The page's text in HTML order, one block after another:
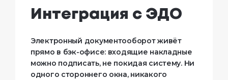
Интеграция с ЭДО
Электронный документооборот живёт
прямо в бэк-офисе: входящие накладные
можно подписать, не покидая систему. Ни
одного стороннего окна, никакого